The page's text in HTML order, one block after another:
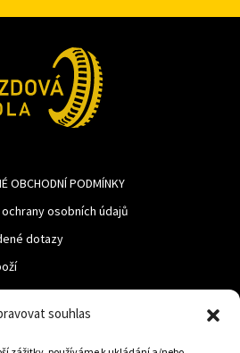
souhlas
OBCHODNÍ PODMÍNKY
osobních údajů
dotazy